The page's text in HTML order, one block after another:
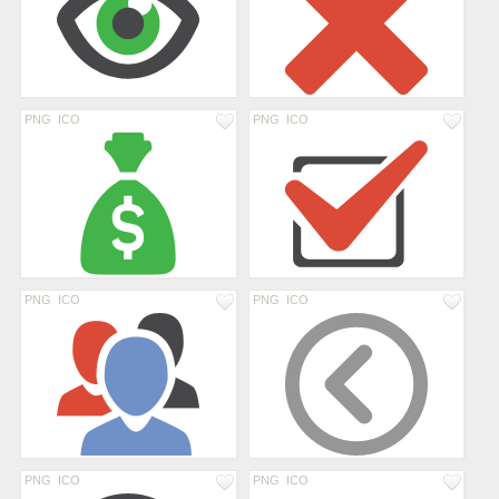
PNG ICO PNG ICO
PNG ICO PNG ICO
PNG ICO PNG ICO